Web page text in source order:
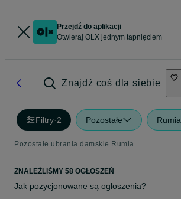
Przejdź do aplikacji
Otwieraj OLX jednym tapnięciem
Znajdź coś dla siebie
Filtry·2 Pozostałe Rumia
Pozostałe ubrania damskie Rumia
ZNALEŹLIŚMY 58 OGŁOSZEŃ
Jak pozycjonowane są ogłoszenia?